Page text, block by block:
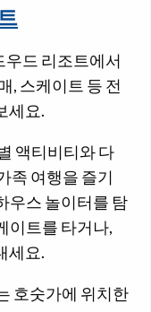
우드 리조트에서
, 스케이트 등 전
세요.
액티비티와 다
족 여행을 즐기
우스 놀이터를 탐
이트를 타거나,
세요.
호숫가에 위치한